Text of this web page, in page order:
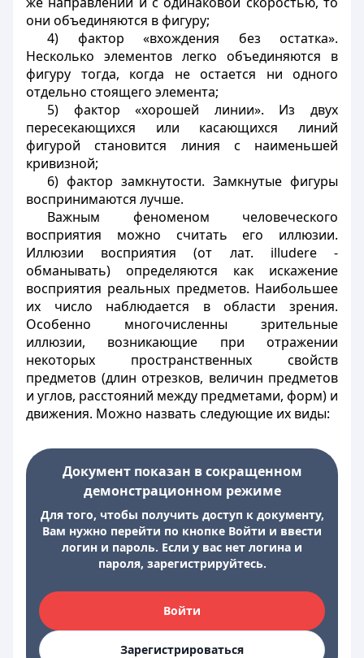
они объединяются в фигуру;
4) фактор «вхождения без остатка».
Несколько элементов легко объединяются в
фигуру тогда, когда не остается ни одного
отдельно стоящего элемента;
5) фактор «хорошей линии». Из двух
пересекающихся или касающихся линий
фигурой становится линия с наименьшей
кривизной;
6) фактор замкнутости. Замкнутые фигуры
воспринимаются лучше.
Важным феноменом человеческого
восприятия можно считать его иллюзии.
Иллюзии восприятия (от лат. illudere -
обманывать) определяются как искажение
восприятия реальных предметов. Наибольшее
их число наблюдается в области зрения.
Особенно многочисленны зрительные
иллюзии, возникающие при отражении
некоторых пространственных свойств
предметов (длин отрезков, величин предметов
и углов, расстояний между предметами, форм) и
движения. Можно назвать следующие их виды:
Документ показан в сокращенном
демонстрационном режиме
Для того, чтобы получить доступ к документу,
Вам нужно перейти по кнопке Войти и ввести
логин и пароль. Если у вас нет логина и
пароля, зарегистрируйтесь.
Войти
Зарегистрироваться